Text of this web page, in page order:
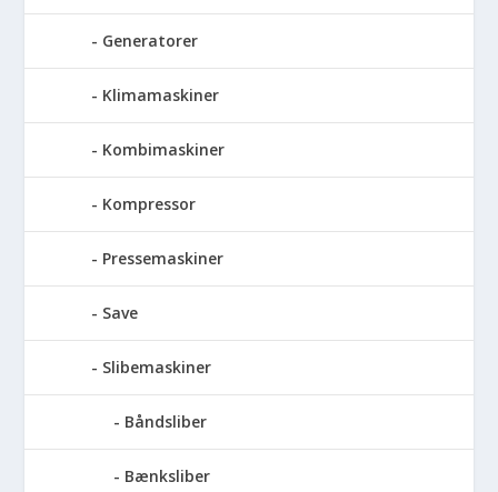
Generatorer
Klimamaskiner
Kombimaskiner
Kompressor
Pressemaskiner
Save
Slibemaskiner
Båndsliber
Bænksliber